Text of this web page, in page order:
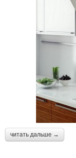
читать дальше →